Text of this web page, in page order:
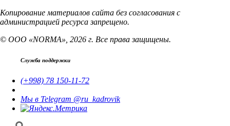
Копирование материалов сайта без согласования с
администрацией ресурса запрещено.
© ООО «NORMA», 2026 г. Все права защищены.
Служба поддержки
(+998) 78 150-11-72
Мы в Telegram @ru_kadrovik